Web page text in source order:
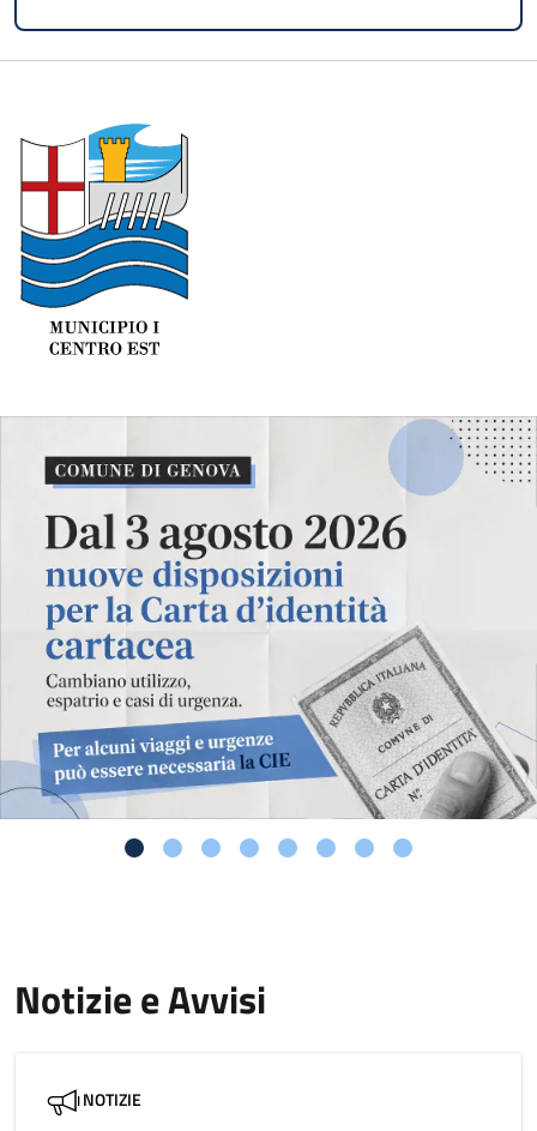
Notizie e Avvisi
NOTIZIE